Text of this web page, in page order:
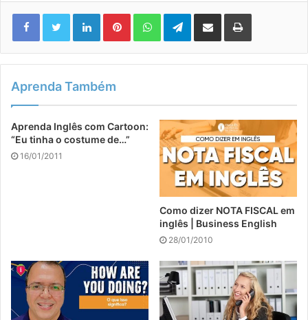
LinkedinPinterestWhatsAppTelegram
Compartilhar via e-mail Imprimir
Aprenda Também
Aprenda Inglês com Cartoon:
“Eu tinha o costume de…”
16/01/2011
Como dizer NOTA FISCAL em
inglês | Business English
28/01/2010